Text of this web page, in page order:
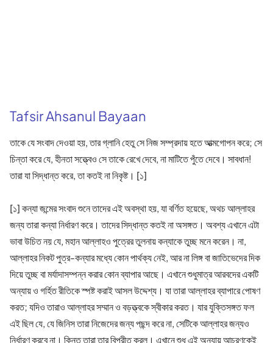
Tafsir Ahsanul Bayaan
তাকে যে সংবাদ দেওয়া হয়, তার গ্লানি হেতু সে নিজ সম্প্রদায় হতে আত্মগোপন করে; সে
চিন্তা করে যে, হীনতা সত্ত্বেও সে তাকে রেখে দেবে, না মাটিতে পুঁতে দেবে। সাবধান!
তারা যা সিদ্ধান্ত করে, তা কতই না নিকৃষ্ট। [১]
[১] কন্যা জন্মের সংবাদ শুনে তাদের এই অবস্থা হয়, যা বর্ণিত হয়েছে, অথচ আল্লাহর
জন্য তারা কন্যা নির্ধারণ করে। তাদের সিদ্ধান্ত কতই না অসঙ্গত। অবশ্য এখানে এটা
ভাবা উচিত নয় যে, মহান আল্লাহও পুত্রের তুলনায় কন্যাকে তুচ্ছ মনে করেন। না,
আল্লাহর নিকট পুত্র-কন্যার মধ্যে কোন পার্থক্য নেই, আর না লিঙ্গ বা জাতিভেদের দিক
দিয়ে তুচ্ছ বা মর্যাদাসম্পন্ন করার কোন ব্যাপার আছে। এখানে শুধুমাত্র আরবদের একটি
অন্যায় ও গর্হিত রীতিকে স্পষ্ট করাই আসল উদ্দেশ্য। যা তারা আল্লাহর ব্যাপারে পোষণ
করত; যদিও তারাও আল্লাহর সম্মান ও বড়ত্ত্বকে স্বীকার করত। যার যুক্তিসঙ্গত ফল
এই ছিল যে, যে জিনিস তারা নিজেদের জন্য পছন্দ করে না, সেটিকে আল্লাহর জন্যও
নির্ধারণ করবে না। কিন্তু তারা তার বিপরীত করল। এখানে শুধু এই অন্যায় আচরণকেই